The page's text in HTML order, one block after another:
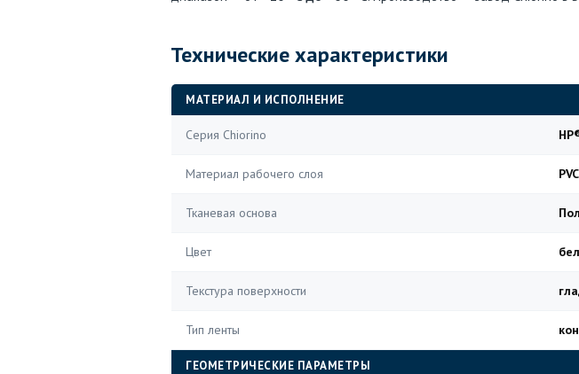
Технические характеристики
МАТЕРИАЛ И ИСПОЛНЕНИЕ
Серия Chiorino
Материал рабочего слоя
Тканевая основа
Цвет
Текстура поверхности
Тип ленты
ГЕОМЕТРИЧЕСКИЕ ПАРАМЕТРЫ